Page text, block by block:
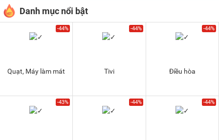
Danh mục nổi bật
-44%
Quạt, Máy làm mát
-44%
Tivi
-44%
Điều hòa
-43% -44% -44%